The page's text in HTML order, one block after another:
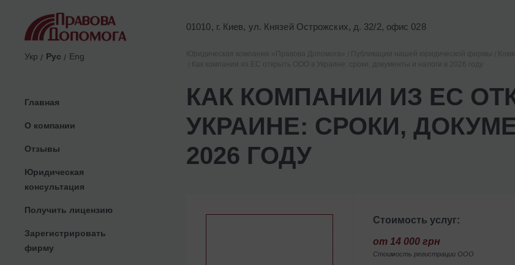
01010, г. Киев, ул. Князей Острожских, д. 32/2, офис 028
Укр Рус Eng
Главная
О компании
Отзывы
Юридическая
консультация
Получить лицензию
Зарегистрировать
фирму
КАК КОМПАНИИ ИЗ ЕС
УКРАИНЕ: СРОКИ,
2026 ГОДУ
Стоимость услуг:
от 14 000 грн
Стоимость регистрации ООО